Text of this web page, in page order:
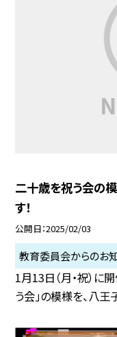
二十歳を祝う会の
す！
公開日 2025/02/03
教育委員会からのお
1月13日（月・祝）
う会」の模様を、八王